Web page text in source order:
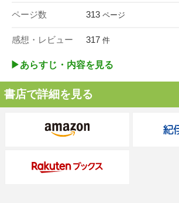
ページ数 313 ページ
感想・レビュー 317 件
▶︎あらすじ・内容を見る
書店で詳細を見る